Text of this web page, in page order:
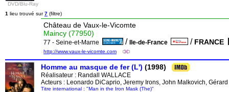
DVD/Blu-Ray
1 lieu trouvé sur7 (filtre)
Château de Vaux-le-Vicomte
Maincy (77950)
77 - Seine-et-Marne / Ile-de-France / FRANCE
http://www.vaux-le-vicomte.com
Homme au masque de fer (L') (1998)
Réalisateur : Randall WALLACE
Acteurs : Leonardo DiCaprio, Jeremy Irons, John Malkovich,
Titre international : "Man in the Iron Mask (The)"